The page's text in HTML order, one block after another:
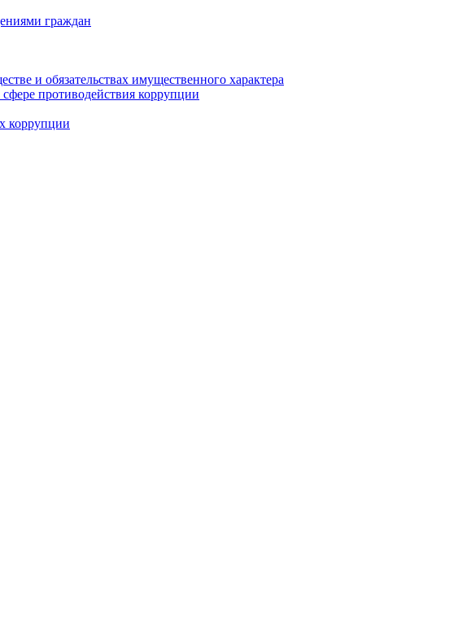
граждан
и обязательствах имущественного характера
противодействия коррупции
коррупции